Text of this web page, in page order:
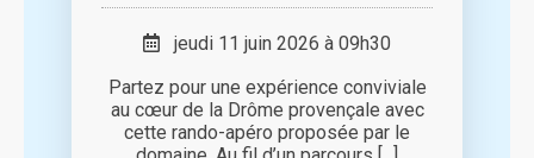
jeudi 11 juin 2026 à 09h30
Partez pour une expérience conviviale
au cœur de la Drôme provençale avec
cette rando-apéro proposée par le